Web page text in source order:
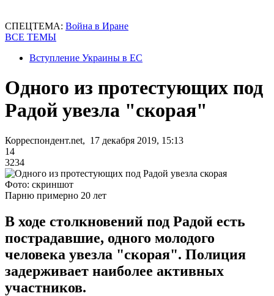
СПЕЦТЕМА: Война в Иране
ВСЕ ТЕМЫ
Вступление Украины в ЕС
Одного из протестующих под
Радой увезла "скорая"
Корреспондент.net, 17 декабря 2019, 15:13
14
3234
Фото: скриншот
Парню примерно 20 лет
В ходе столкновений под Радой есть
пострадавшие, одного молодого
человека увезла "скорая". Полиция
задерживает наиболее активных
участников.